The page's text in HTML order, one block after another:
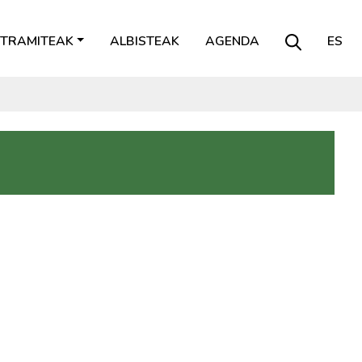
TRAMITEAK ALBISTEAK AGENDA ES